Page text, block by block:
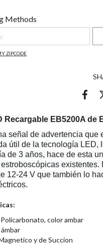
Methods
ZIPCODE
Recargable EB5200A de
señal de advertencia
útil de la tecnología
de 3 años, hace de esta
12-24 V que también lo
color ambar
y de Succion